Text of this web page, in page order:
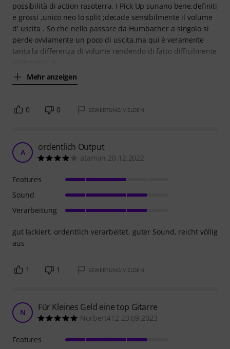
possibilità di action rasoterra. I Pick Up sunano bene,definiti
e grossi ,unico neo lo split ;decade sensibilmente il volume
d' uscita . So che nello passare da Humbacher a singolo si
perde ovviamente un poco di uscita,ma qui è veramente
tanta la differenza di volume rendendo di fatto difficilmente
Mehr anzeigen
0 0 BEWERTUNG MELDEN
A ordentlich Output
ataman 20.12.2022
gut lackiert, ordentlich verarbeitet, guter Sound, reicht völlig
aus
Features
Sound
Verarbeitung
1 1 BEWERTUNG MELDEN
N Für Kleines Geld eine top Gitarre
Norbert412 23.09.2023
Features